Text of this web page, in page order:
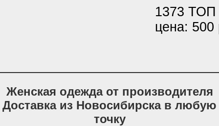
1373 ТОП
цена: 500
Женская одежда от производителя
Доставка из Новосибирска в любую
точку